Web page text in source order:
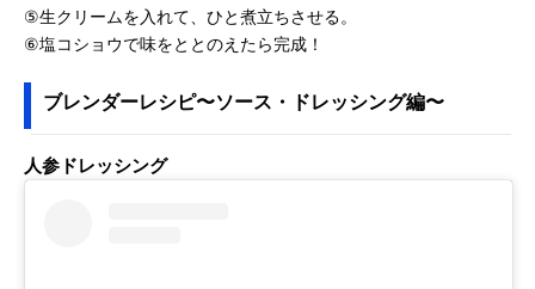
⑤生クリームを入れて、ひと煮立ちさせる。
⑥塩コショウで味をととのえたら完成！
ブレンダーレシピ〜ソース・ドレッシング編〜
人参ドレッシング